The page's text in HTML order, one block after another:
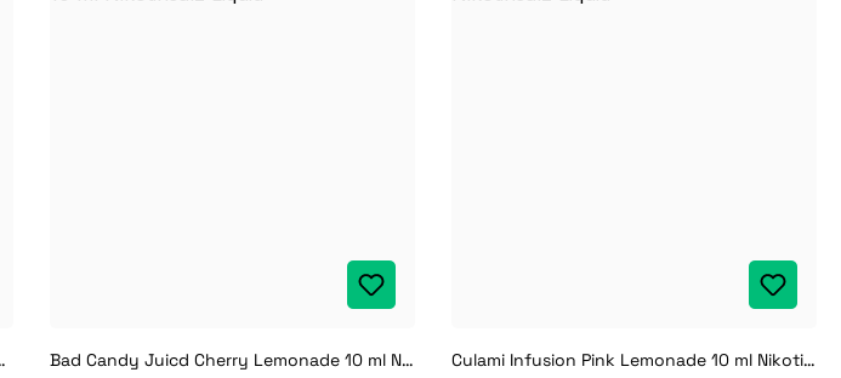
Liquid Bad Candy Juicd Cherry Lemonade 10 ml Nikotinsalz Liquid Culami Infusion Pink Lemonade 10 ml Nikotinsalz Liquid